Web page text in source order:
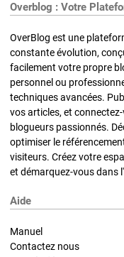
Overblog : Votre
OverBlog est une
constante évolution,
facilement votre propre
personnel ou
techniques avancées.
vos articles, et
blogueurs passionnés.
optimiser le
visiteurs. Créez votre
et démarquez-vous dans
Aide
Manuel
Contactez nous